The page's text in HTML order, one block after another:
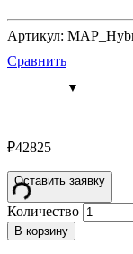
Артикул:
Сравнить
₽42825
Оставить заявку
Количество
В корзину